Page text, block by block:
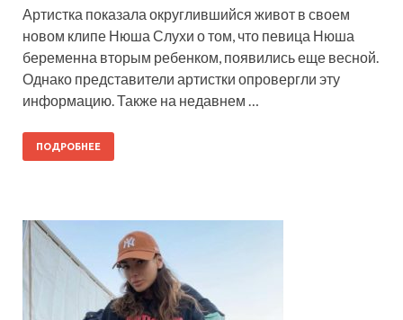
Артистка показала округлившийся живот в своем
новом клипе Нюша Слухи о том, что певица Нюша
беременна вторым ребенком, появились еще весной.
Однако представители артистки опровергли эту
информацию. Также на недавнем …
ПОДРОБНЕЕ